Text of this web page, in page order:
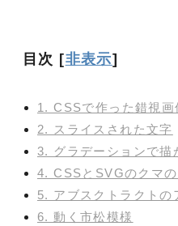
目次 [非表示]
1. CSSで作った錯視画
2. スライスされた文字
3. グラデーションで描
4. CSSとSVGのクマ
5. アブスクトラクトの
6. 動く市松模様